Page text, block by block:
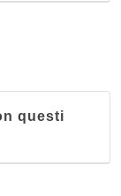
questi